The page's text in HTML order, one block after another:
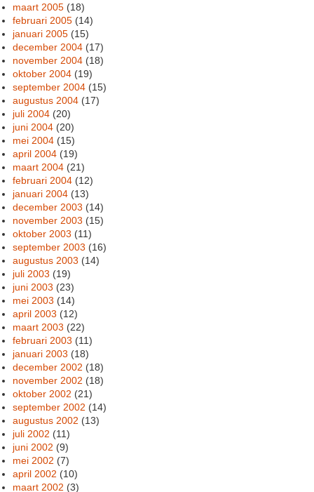
maart 2005 (18)
februari 2005 (14)
januari 2005 (15)
december 2004 (17)
november 2004 (18)
oktober 2004 (19)
september 2004 (15)
augustus 2004 (17)
juli 2004 (20)
juni 2004 (20)
mei 2004 (15)
april 2004 (19)
maart 2004 (21)
februari 2004 (12)
januari 2004 (13)
december 2003 (14)
november 2003 (15)
oktober 2003 (11)
september 2003 (16)
augustus 2003 (14)
juli 2003 (19)
juni 2003 (23)
mei 2003 (14)
april 2003 (12)
maart 2003 (22)
februari 2003 (11)
januari 2003 (18)
december 2002 (18)
november 2002 (18)
oktober 2002 (21)
september 2002 (14)
augustus 2002 (13)
juli 2002 (11)
juni 2002 (9)
mei 2002 (7)
april 2002 (10)
maart 2002 (3)